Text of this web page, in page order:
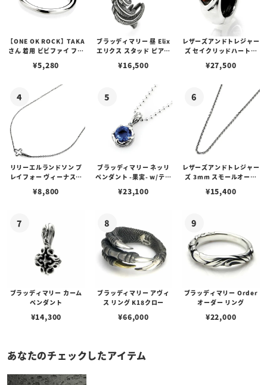
【ONE OK ROCK】TAKA
さん 着用 ビビファイ フー
¥5,280
ブラッディマリー 昼 Elix
エリクス スタッド ピアス
¥16,500
レザーズアンドトレジャー
ズ セイクリッドハートピ
¥27,500
リリーエルランドソン プ
レイフォー ヴィーナスチ
¥8,800
ブラッディマリー ネッリ
ペンダント -果実- w/ティ
¥23,100
レザーズアンドトレジャー
ズ 3mm スモールオーバ
ブスタークラスプ＆LTロ
¥15,400
ブラッディマリー カーム
ペンダント
¥14,300
ブラッディマリー アヴィ
ス リング K18クロー
¥66,000
ブラッディマリー Order
オーダー リング
¥22,000
あなたのチェックしたアイテム